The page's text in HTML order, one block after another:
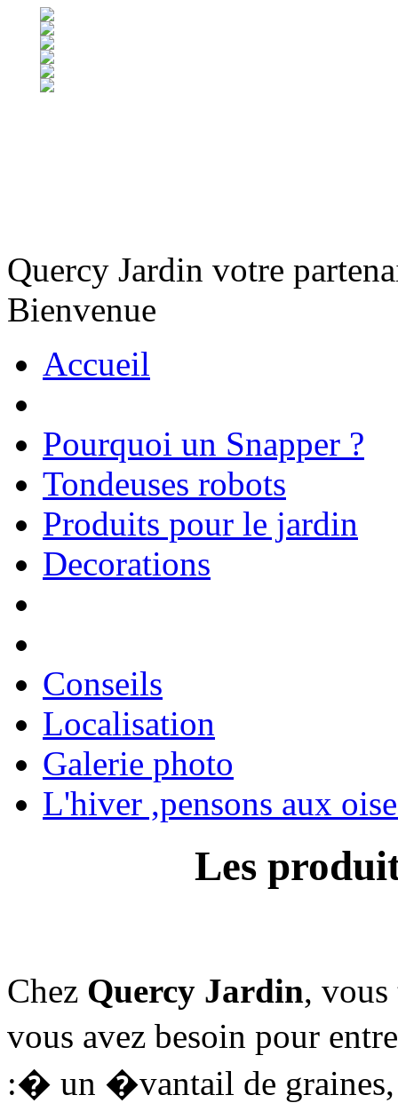
Quercy Jardin votre
Bienvenue
Accueil
Pourquoi un Snapper ?
Tondeuses robots
Produits pour le jardin
Decorations
Conseils
Localisation
Galerie photo
L'hiver ,pensons aux
Les
Chez Quercy Jardin,
vous avez besoin pour
:� un �vantail de